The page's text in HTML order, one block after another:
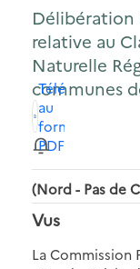
Délibération
relative au
Naturelle
communes
Télécharger
au
format
PDF
(Nord - Pas de
Vus
La Commission